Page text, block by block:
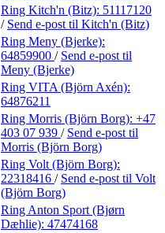
Ring Kitch'n (Bitz): 51117120
/ Send e-post til Kitch'n (Bitz)
Ring Meny (Bjerke):
64859900 / Send e-post til
Meny (Bjerke)
Ring VITA (Björn Axén):
64876211
Ring Morris (Björn Borg): +47
403 07 939 / Send e-post til
Morris (Björn Borg)
Ring Volt (Björn Borg):
22318416 / Send e-post til Volt
(Björn Borg)
Ring Anton Sport (Bjørn
Dæhlie): 47474168